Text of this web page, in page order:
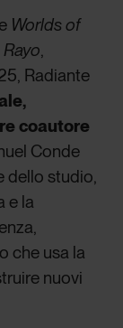
Worlds of
,
Radiante
coautore
Conde
dello studio,
e la
che usa la
nuovi